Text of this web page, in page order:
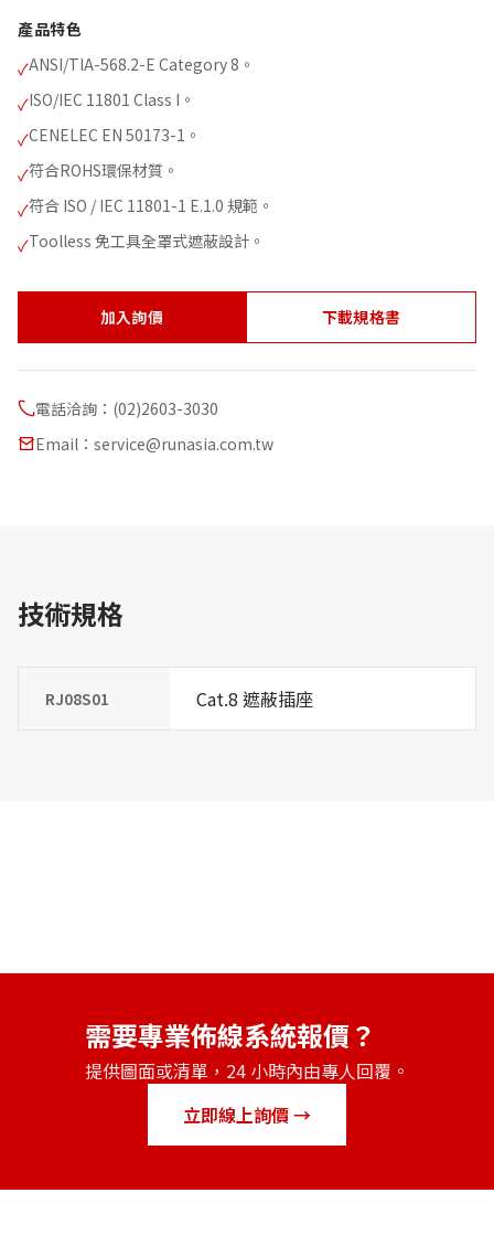
產品特色
✓ANSI/TIA-568.2-E Category 8。
✓ISO/IEC 11801 Class I。
✓CENELEC EN 50173-1。
✓符合ROHS環保材質。
✓符合 ISO / IEC 11801-1 E.1.0 規範。
✓Toolless 免工具全罩式遮蔽設計。
加入詢價 下載規格書
電話洽詢：(02)2603-3030
Email：service@runasia.com.tw
技術規格
RJ08S01 Cat.8 遮蔽插座
需要專業佈線系統報價？
提供圖面或清單，24 小時內由專人回覆。
立即線上詢價 →